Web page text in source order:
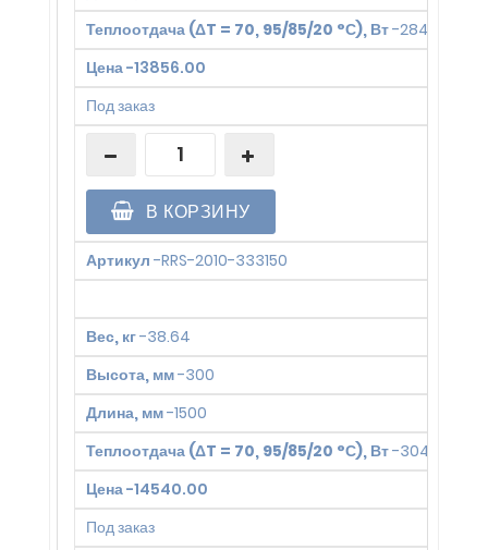
Теплоотдача (ΔT = 70, 95/85/20 °С), Вт-2844
Цена-13856.00
Под заказ
В КОРЗИНУ
Артикул -RRS-2010-333150
Вес, кг-38.64
Высота, мм-300
Длина, мм-1500
Теплоотдача (ΔT = 70, 95/85/20 °С), Вт-3047
Цена-14540.00
Под заказ